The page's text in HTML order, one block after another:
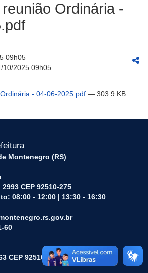
Ordinária -
09h05
10/2025 09h05
- 04-06-2025.pdf — 303.9 KB
Montenegro (RS)
CEP 92510-275
08:00 - 12:00 | 13:30 - 16:30
60
CEP 92510-045